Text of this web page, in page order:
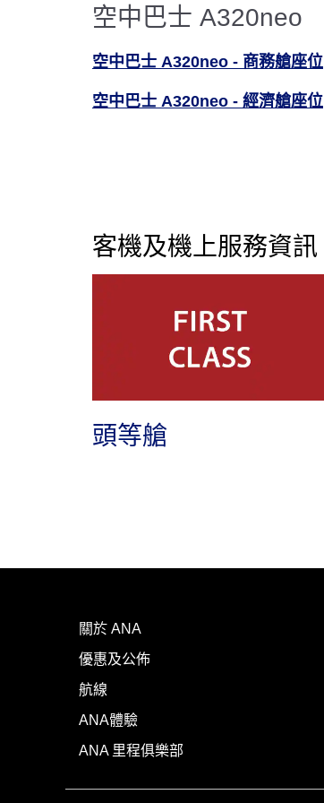
空中巴士 A320neo
空中巴士 A320neo - 商務艙座位
空中巴士 A320neo - 經濟艙座位
客機及機上服務資訊
頭等艙
關於 ANA
優惠及公佈
航線
ANA體驗
ANA 里程俱樂部